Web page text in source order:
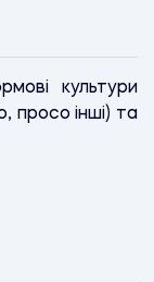
культури
просо інші) та